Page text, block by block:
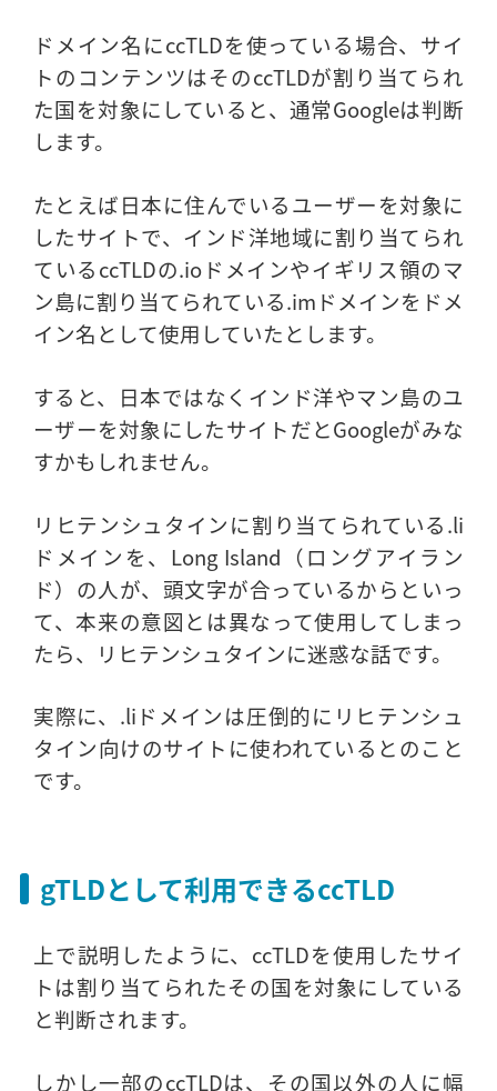
ドメイン名にccTLDを使っている場合、サイ
トのコンテンツはそのccTLDが割り当てられ
た国を対象にしていると、通常Googleは判断
します。
たとえば日本に住んでいるユーザーを対象に
したサイトで、インド洋地域に割り当てられ
ているccTLDの.ioドメインやイギリス領のマ
ン島に割り当てられている.imドメインをドメ
イン名として使用していたとします。
すると、日本ではなくインド洋やマン島のユ
ーザーを対象にしたサイトだとGoogleがみな
すかもしれません。
リヒテンシュタインに割り当てられている.li
ドメインを、Long Island（ロングアイラン
ド）の人が、頭文字が合っているからといっ
て、本来の意図とは異なって使用してしまっ
たら、リヒテンシュタインに迷惑な話です。
実際に、.liドメインは圧倒的にリヒテンシュ
タイン向けのサイトに使われているとのこと
です。
gTLDとして利用できるccTLD
上で説明したように、ccTLDを使用したサイ
トは割り当てられたその国を対象にしている
と判断されます。
しかし一部のccTLDは、その国以外の人に幅